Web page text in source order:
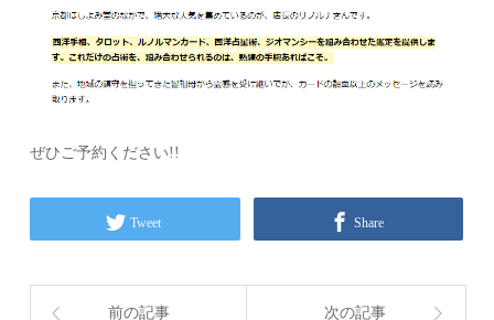
ぜひご予約ください!!
Tweet Share
前の記事 次の記事